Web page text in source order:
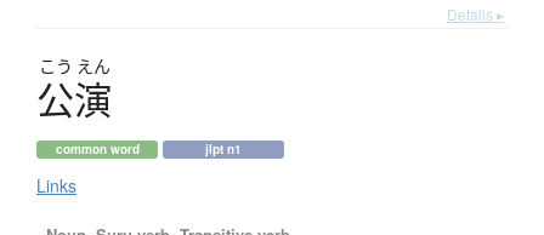
Details ▸
こう えん
公演
common word jlpt n1
Links